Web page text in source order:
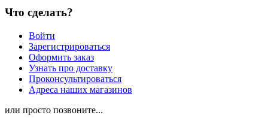
Что сделать?
Войти
Зарегистрироваться
Оформить заказ
Узнать про доставку
Проконсультироваться
Адреса наших магазинов
или просто позвоните...